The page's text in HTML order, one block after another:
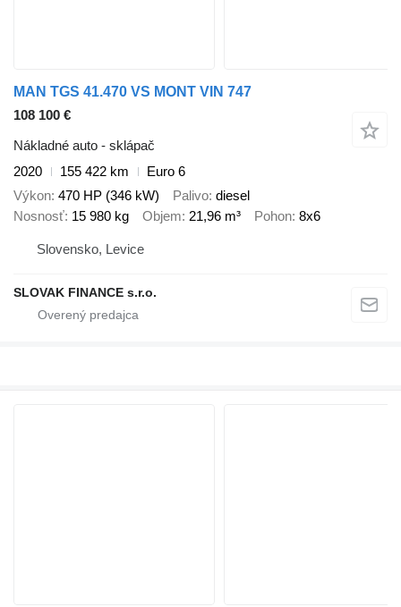
MAN TGS 41.470 VS MONT VIN 747
108 100 €
Nákladné auto - sklápač
2020
155 422 km
Euro 6
Výkon 470 HP (346 kW) Palivo diesel
Nosnosť 15 980 kg Objem 21,96 m³ Pohon 8x6
Slovensko, Levice
SLOVAK FINANCE s.r.o.